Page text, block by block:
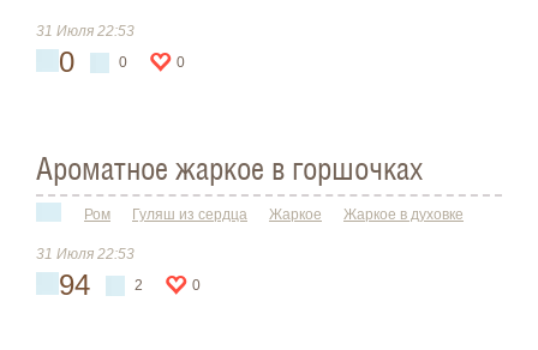
31 Июля 22:53
0 0 0
Ароматное жаркое в горшочках
Ром Гуляш из сердца Жаркое Жаркое в духовке
31 Июля 22:53
94 2 0